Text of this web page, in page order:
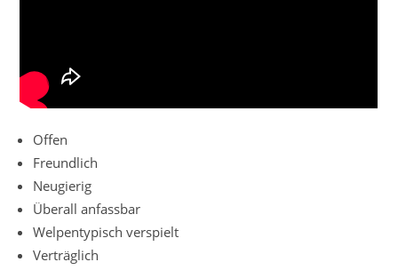
Offen
Freundlich
Neugierig
Überall anfassbar
Welpentypisch verspielt
Verträglich